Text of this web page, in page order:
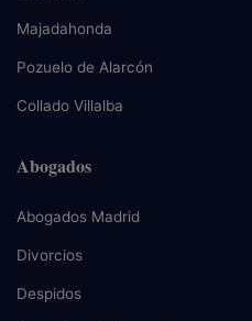
Majadahonda
Pozuelo de Alarcón
Collado Villalba
Abogados
Abogados Madrid
Divorcios
Despidos